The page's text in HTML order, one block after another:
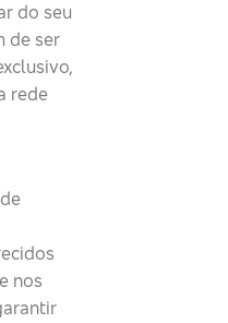
do seu
de ser
rede
nos